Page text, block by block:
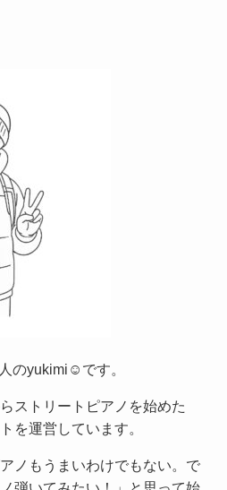
のyukimi☺です。
ストリートピアノを始めた
を運営しています。
ノもうまいわけでもない。で